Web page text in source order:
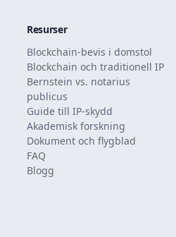
Resurser
Blockchain-bevis i domstol
Blockchain och traditionell IP
Bernstein vs. notarius
publicus
Guide till IP-skydd
Akademisk forskning
Dokument och flygblad
FAQ
Blogg